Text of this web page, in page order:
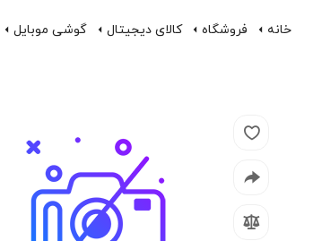
خانه فروشگاه کالای دیجیتال گوشی موبایل